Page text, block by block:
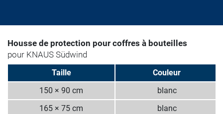
Housse de protection pour coffres à bouteilles
pour KNAUS Südwind
Taille
Couleur
150 × 90 cm
blanc
165 × 75 cm
blanc